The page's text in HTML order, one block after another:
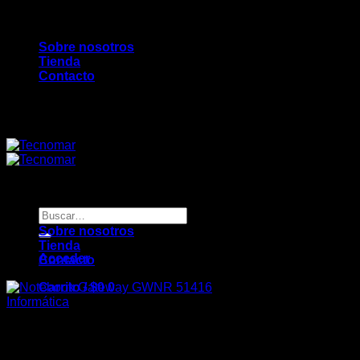
contenidoSobre nosotros
Tienda
Contacto
Buscar
por:
Acceder
Carrito /$0 0
Sobre nosotros
Tienda
Contacto
Informática